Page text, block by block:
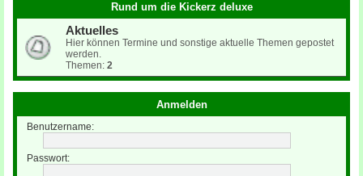
Rund um die Kickerz deluxe
Aktuelles
Hier können Termine und sonstige aktuelle Themen gepostet
werden.
Themen: 2
Anmelden
Benutzername:
Passwort: